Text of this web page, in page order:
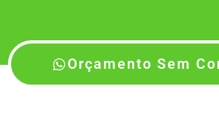
Orçamento Sem